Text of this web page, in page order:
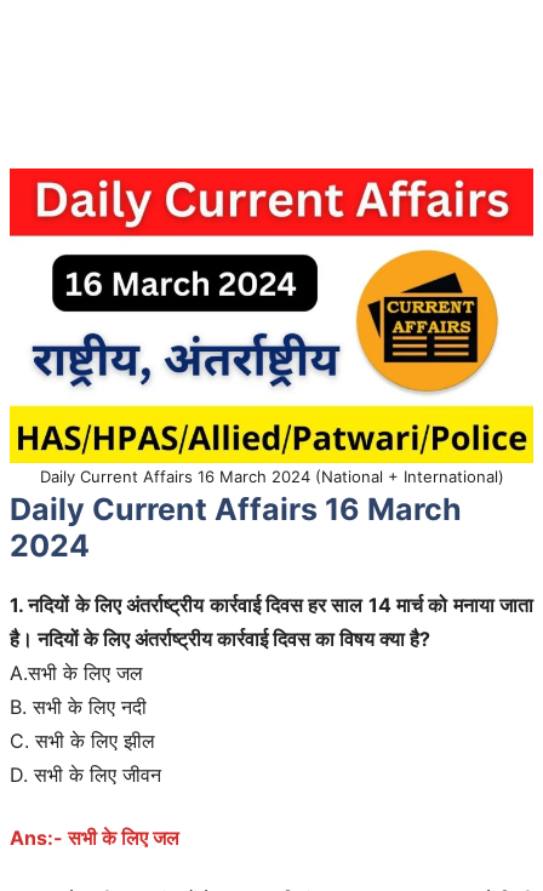
Daily Current Affairs 16 March 2024 (National + International)
Daily Current Affairs 16 March
2024
1. नदियों के लिए अंतर्राष्ट्रीय कार्रवाई दिवस हर साल 14 मार्च को मनाया जाता
है। नदियों के लिए अंतर्राष्ट्रीय कार्रवाई दिवस का विषय क्या है?
A.सभी के लिए जल
B. सभी के लिए नदी
C. सभी के लिए झील
D. सभी के लिए जीवन
Ans:- सभी के लिए जल